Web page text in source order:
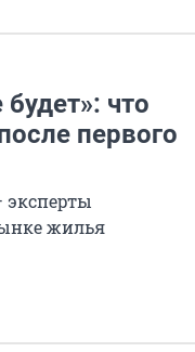
что
первого
эксперты
жилья